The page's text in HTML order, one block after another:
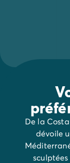
De la
dévoile